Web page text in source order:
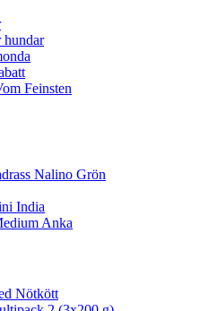
hundar
Feinsten
Nalino Grön
India
Anka
Nötkött